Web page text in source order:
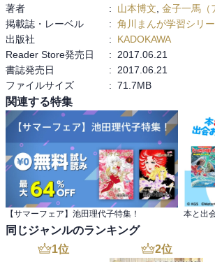
マに満ちた人物だと思う。現代の私たちも魅力
は、当時の人々からすると凄まじいカリスマだ
中でもやはり長篠の戦いでの鉄砲隊の連射が印
貪欲だったからこそだし、頭のキレがないとこ
いだろうと思う。
足利義昭復帰の褒美として大津・草津とともに
こそだと思うけど、この当時からそんな構想
のか。相当頭が切れる。
本能寺で家臣の明智光秀に襲われるという最
彼の性格ゆえか。
たしかに信長の気まぐれな方針転換や人事には
他の家臣も疑問を抱いていたことだろう。明智
だったからこそ信長を討とうと思ったのかも
と深い理由あってのことかもしれないが、その
著者
: 山本博文 金子一馬（
掲載誌・レーベル
: 角川まんが学習シリ
出版社
:
KADOKAWA
Reader Store発売日
:
2017.06.21
書誌発売日
:
2017.06.21
ファイルサイズ
: 71.7MB
関連する特集
【サマーフェア】池田理代子特集！ 本と出
同じジャンルのランキング
1位 2位